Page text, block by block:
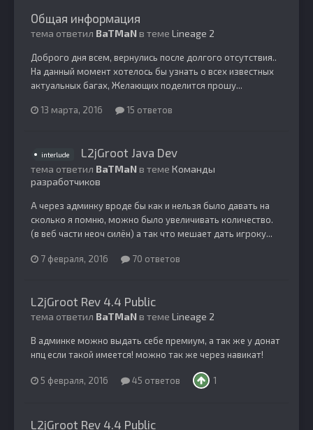
Общая информация
тема ответил BaTMaN в теме Lineage 2
Доброго дня всем, вернулись после долгого отсутствия..
На данный момент хотелось бы узнать о всех известных
актуальных багах, Желающих поделится прошу...
13 марта, 2016 15 ответов
interlude L2jGroot Java Dev
тема ответил BaTMaN в теме Команды
разработчиков
А через админку вроде бы как и нельзя было давать на
сколько я помню, можно было увеличивать количество.
(в веб части неоч силён) а так что мешает дать игроку...
7 февраля, 2016 70 ответов
L2jGroot Rev 4.4 Public
тема ответил BaTMaN в теме Lineage 2
В админке можно выдать себе премиум, а так же у донат
нпц если такой имеется! можно так же через навикат!
5 февраля, 2016 45 ответов 1
L2jGroot Rev 4.4 Public